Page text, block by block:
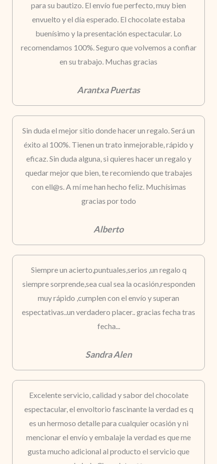
para su bautizo. El envío fue perfecto, muy bien
envuelto y el día esperado. El chocolate estaba
buenísimo y la presentación espectacular. Lo
recomendamos 100%. Seguro que volvemos a confiar
en su trabajo. Muchas gracias
Arantxa Puertas
Sin duda el mejor sitio donde hacer un regalo. Será un
éxito al 100%. Tienen un trato inmejorable, rápido y
eficaz. Sin duda alguna, si quieres hacer un regalo y
quedar mejor que bien, te recomiendo que trabajes
con ell@s. A mí me han hecho feliz. Muchísimas
gracias por todo
Alberto
Siempre un acierto,puntuales,serios ,un regalo q
siempre sorprende,sea cual sea la ocasión,responden
muy rápido ,cumplen con el envío y superan
espectativas..un verdadero placer.. gracias fecha tras
fecha...
Sandra Alen
Excelente servicio, calidad y sabor del chocolate
espectacular, el envoltorio fascinante la verdad es q
es un hermoso detalle para cualquier ocasión y ni
mencionar el envío y embalaje la verdad es que me
gusta mucho adicional al producto el servicio que